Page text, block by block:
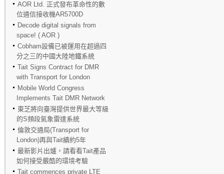
AOR Ltd. 正式發布革命性的數
位通信接收機AR5700D
Decode digital signals from
space! ( AOR )
Cobham設備已被運用在超過四
分之三的中國大陸地鐵系統
Tait Signs Contract for DMR
with Transport for London
Mobile World Congress
Implements Tait DMR Network
東芝將向臺灣提供世界最大等級
的S頻段氣象雷達系統
倫敦交通局(Transport for
London)再與Tait續約5年
最新影片出爐，請看看Tait產品
如何接受嚴酷的環境考驗
Tait commences private LTE